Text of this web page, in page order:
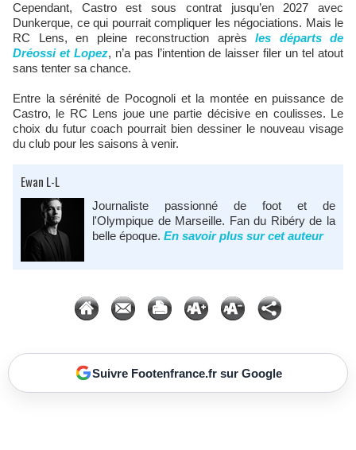
Cependant, Castro est sous contrat jusqu’en 2027 avec
Dunkerque, ce qui pourrait compliquer les négociations. Mais le
RC Lens, en pleine reconstruction après les départs de
Dréossi et Lopez, n’a pas l’intention de laisser filer un tel atout
sans tenter sa chance.
Entre la sérénité de Pocognoli et la montée en puissance de
Castro, le RC Lens joue une partie décisive en coulisses. Le
choix du futur coach pourrait bien dessiner le nouveau visage
du club pour les saisons à venir.
Ewan L-L
Journaliste passionné de foot et de
l'Olympique de Marseille. Fan du Ribéry de la
belle époque. En savoir plus sur cet auteur
Suivre Footenfrance.fr sur Google